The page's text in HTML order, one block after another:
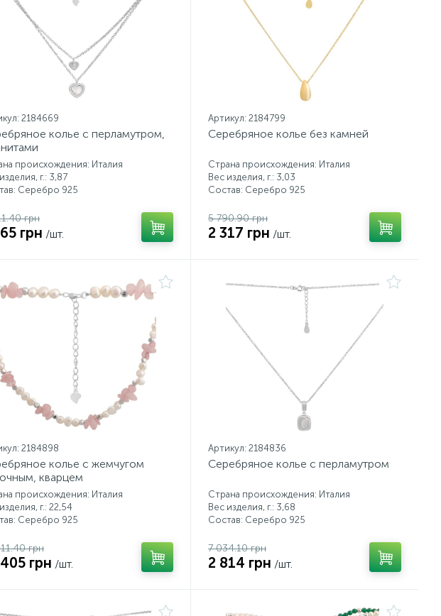
2184669
колье с перламутром,
происхождения: Италия
г.: 3,87
Серебро 925
грн
грн /шт.
Артикул: 2184799
Серебряное колье без камней
Страна происхождения: Италия
Вес изделия, г.: 3,03
Состав: Серебро 925
5 790.90 грн
2 317 грн /шт.
2184898
колье с жемчугом
кварцем
происхождения: Италия
г.: 22,54
Серебро 925
грн
грн /шт.
Артикул: 2184836
Серебряное колье с перламутром
Страна происхождения: Италия
Вес изделия, г.: 3,68
Состав: Серебро 925
7 034.10 грн
2 814 грн /шт.